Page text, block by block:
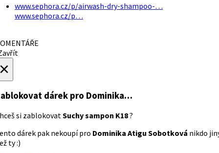
www.sephora.cz/p/airwash-dry-shampoo-…
www.sephora.cz/p…
dárek pro Dominika…
si zablokovatSuchy sampon K18?
dárek pak nekoupí pro Dominika Atigu Sobotková nikdo
ty :)